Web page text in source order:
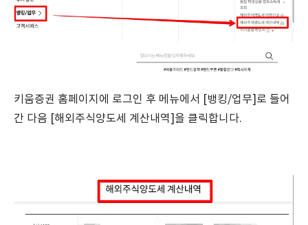
키움증권 홈페이지에 로그인 후 메뉴에서 [뱅킹/업무]로 들어
간 다음 [해외주식양도세 계산내역]을 클릭합니다.